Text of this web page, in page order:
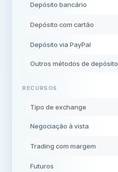
Depósito bancário
Depósito com cartão
Depósito via PayPal
Outros métodos de depósito
RECURSOS
Tipo de exchange
Negociação à vista
Trading com margem
Futuros